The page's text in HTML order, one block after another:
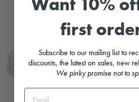
£30.99 سعر
£15.00 حفظ
السعر
Sale
first
Subscribe to our mailing list to
discounts, the latest on sales, new
We pinky promise not to